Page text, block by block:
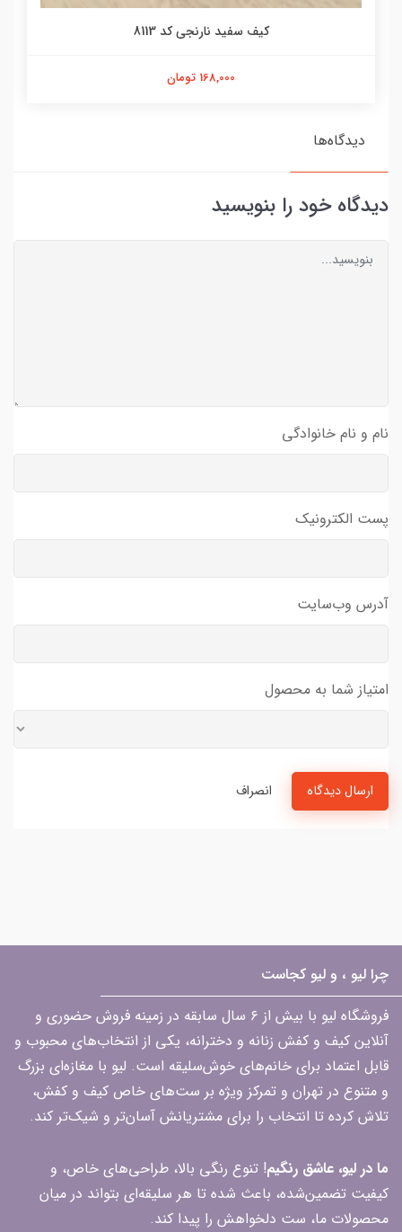
کیف سفید نارنجی کد 8113
168,000 تومان
دیدگاه‌ها
دیدگاه خود را بنویسید
نام و نام خانوادگی
پست الکترونیک
آدرس وب‌سایت
امتیاز شما به محصول
ارسال دیدگاه انصراف
چرا لیو ، و لیو کجاست
فروشگاه لیو با بیش از ۶ سال سابقه در زمینه فروش حضوری و
آنلاین کیف و کفش زنانه و دخترانه، یکی از انتخاب‌های محبوب و
قابل اعتماد برای خانم‌های خوش‌سلیقه است. لیو با مغازه‌ای بزرگ
و متنوع در تهران و تمرکز ویژه بر ست‌های خاص کیف و کفش،
تلاش کرده تا انتخاب را برای مشتریانش آسان‌تر و شیک‌تر کند.
ما در لیو، عاشق رنگیم! تنوع رنگی بالا، طراحی‌های خاص، و
کیفیت تضمین‌شده، باعث شده تا هر سلیقه‌ای بتواند در میان
محصولات ما، ست دلخواهش را پیدا کند.